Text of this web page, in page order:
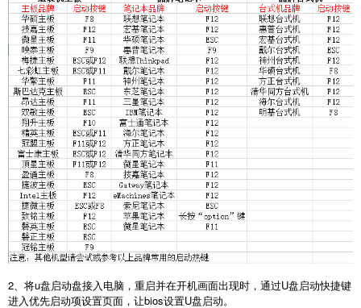
2、将u盘启动盘接入电脑，重启并在开机画面出现时，通过U盘启动快捷键
进入优先启动项设置页面，让bios设置U盘启动。